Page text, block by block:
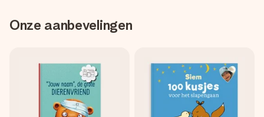
Onze aanbevelingen